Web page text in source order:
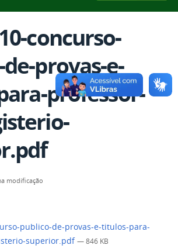
concurso-
provas-e-
professor-
modificação
publico-de-provas-e-titulos-para-
superior.pdf — 846 KB